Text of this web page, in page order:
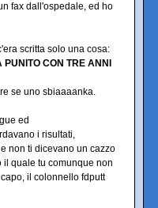
fax dall'ospedale, ed ho
scritta solo una cosa:
CON TRE ANNI
se uno sbiaaaanka.
ed
i risultati,
non ti dicevano un cazzo
quale tu comunque non
il colonnello fdputt